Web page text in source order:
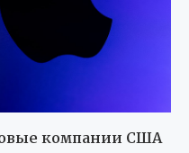
компании США